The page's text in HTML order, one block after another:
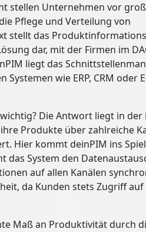
stellen Unternehmen vor
Pflege und Verteilung von
stellt das
dar, mit der Firmen im
liegt das
wie ERP, CRM oder
Die Antwort liegt in
Produkte über zahlreiche
Hier kommt deinPIM ins
System den
auf allen Kanälen
da Kunden stets Zugriff auf
Maß an Produktivität durch